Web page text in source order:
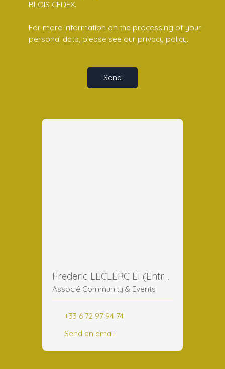
BLOIS CEDEX.
For more information on the processing of your
personal data, please see our privacy policy.
Send
Frederic LECLERC EI (Entreprise Individuelle)
Associé Community & Events
+33 6 72 97 94 74
Send an email